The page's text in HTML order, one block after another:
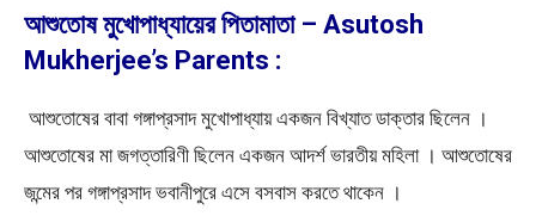
আশুতোষ মুখোপাধ্যায়ের পিতামাতা – Asutosh
Mukherjee’s Parents :
আশুতােষের বাবা গঙ্গাপ্রসাদ মুখােপাধ্যায় একজন বিখ্যাত ডাক্তার ছিলেন ।
আশুতােষের মা জগত্তারিণী ছিলেন একজন আদর্শ ভারতীয় মহিলা । আশুতােষের
জন্মের পর গঙ্গাপ্রসাদ ভবানীপুরে এসে বসবাস করতে থাকেন ।